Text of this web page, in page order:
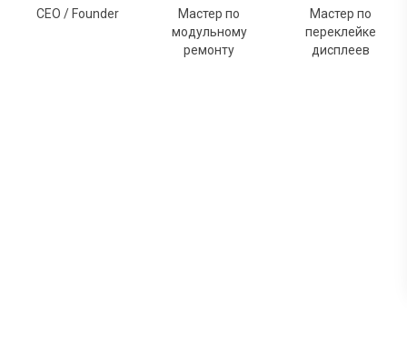
CEO / Founder
Мастер по
модульному
ремонту
Мастер по
переклейке
дисплеев